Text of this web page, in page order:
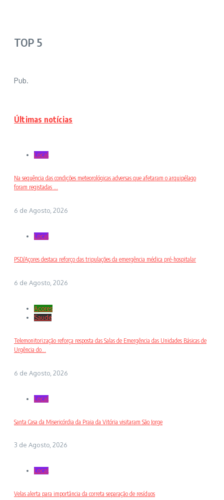
TOP 5
Pub.
Últimas notícias
Local
Na sequência das condições meteorológicas adversas que afetaram o arquipélago
foram registadas ...
6 de Agosto, 2026
Local
PSD/Açores destaca reforço das tripulações da emergência médica pré-hospitalar
6 de Agosto, 2026
Açores
Saude
Telemonitorização reforça resposta das Salas de Emergência das Unidades Básicas de
Urgência do...
6 de Agosto, 2026
Local
Santa Casa da Misericórdia da Praia da Vitória visitaram São Jorge
3 de Agosto, 2026
Local
Velas alerta para importância da correta separação de resíduos